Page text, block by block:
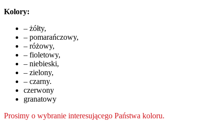
Kolory:
– żółty,
– pomarańczowy,
– różowy,
– fioletowy,
– niebieski,
– zielony,
– czarny.
czerwony
granatowy
Prosimy o wybranie interesującego Państwa koloru.